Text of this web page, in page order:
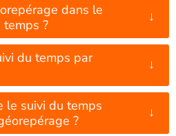
dans le
?
↓
du temps par
↓
le suivi du temps
?
↓